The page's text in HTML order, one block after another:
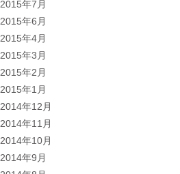
2015年7月
2015年6月
2015年4月
2015年3月
2015年2月
2015年1月
2014年12月
2014年11月
2014年10月
2014年9月